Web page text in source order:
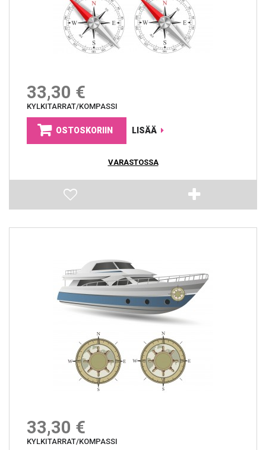
33,30 €
KYLKITARRAT/KOMPASSI
OSTOSKORIIN LISÄÄ
VARASTOSSA
33,30 €
KYLKITARRAT/KOMPASSI